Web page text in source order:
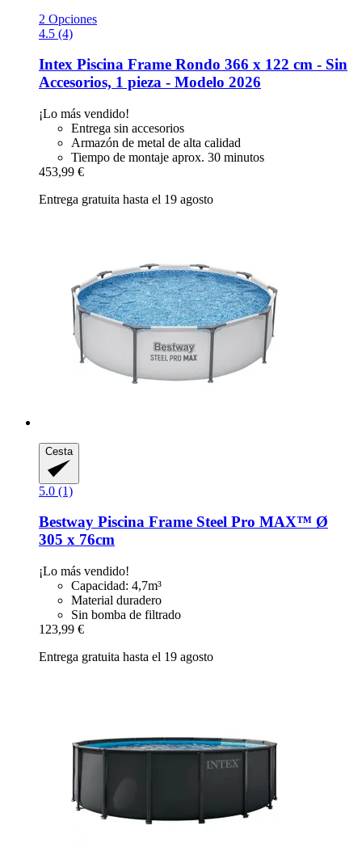
2 Opciones
4.5 (4)
Intex Piscina Frame Rondo 366 x 122 cm -​ Sin
Accesorios, 1 pieza -​ Modelo 2026
¡Lo más vendido!
Entrega sin accesorios
Armazón de metal de alta calidad
Tiempo de montaje aprox. 30 minutos
453,99 €
Entrega gratuita hasta el 19 agosto
Cesta
5.0 (1)
Bestway Piscina Frame Steel Pro MAX™ Ø
305 x 76cm
¡Lo más vendido!
Capacidad: 4,7m³
Material duradero
Sin bomba de filtrado
123,99 €
Entrega gratuita hasta el 19 agosto